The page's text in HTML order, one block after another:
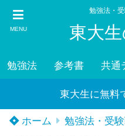
MENU
勉強法・
東大
勉強法 参考書 共通
東大生に無料
ホーム 勉強法・受